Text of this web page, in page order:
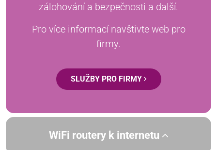
zálohování a bezpečnosti a další.
Pro více informací navštivte web pro
firmy.
SLUŽBY PRO FIRMY
WiFi routery k internetu